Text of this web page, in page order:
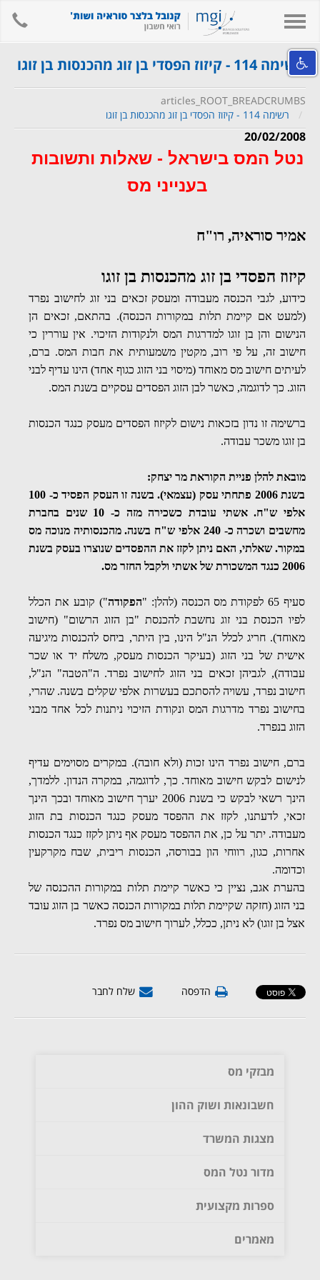
Toggle
אודות המשרד
השירותים שלנו
מידע מקצועי ומאמרים
קישורים
לאתר המשרד
רשימה 114 - קיזוז הפסדי בן זוג מהכנסות בן זוגו
articles_ROOT_BREADCRUMBS
רשימה 114 - קיזוז הפסדי בן זוג מהכנסות בן זוגו
20/02/2008
נטל המס בישראל - שאלות ותשובות
בענייני מס
אמיר סוראיה, רו"ח
קיזוז הפסדי בן זוג מהכנסות בן זוגו
כידוע, לגבי הכנסה מעבודה ומעסק זכאים בני זוג לחישוב נפרד
(למעט אם קיימת תלות במקורות הכנסה). בהתאם, זכאים הן
הנישום והן בן זוגו למדרגות המס ולנקודות הזיכוי. אין עוררין כי
חישוב זה, על פי רוב, מקטין משמעותית את חבות המס. ברם,
לעיתים חישוב מס מאוחד (מיסוי בני הזוג כגוף אחד) הינו עדיף לבני
הזוג. כך לדוגמה, כאשר לבן הזוג הפסדים עסקיים בשנת המס.
ברשימה זו נדון בזכאות נישום לקיזוז הפסדים מעסק כנגד הכנסות
בן זוגו משכר עבודה.
מובאת להלן פניית הקוראת מר יצחק:
בשנת 2006 פתחתי עסק (עצמאי). בשנה זו העסק הפסיד כ- 100
אלפי ש"ח. אשתי עובדת כשכירה מזה כ- 10 שנים בחברת
מחשבים ושכרה כ- 240 אלפי ש"ח בשנה. מהכנסותיה
מנוכה מס
במקור. שאלתי, האם ניתן לקזז את ההפסדים שנוצרו בעסק בשנת
2006 כנגד המשכורת של אשתי ולקבל החזר מס.
סעיף 65 לפקודת מס הכנסה (להלן: "הפקודה") קובע את הכלל
לפיו הכנסת בני זוג נחשבת להכנסת "בן הזוג הרשום" (חישוב
מאוחד). חריג לכלל הנ"ל הינו, בין היתר, ביחס להכנסות מיגיעה
אישית של בני הזוג (בעיקר הכנסות מעסק, משלח יד או שכר
עבודה), לגביהן זכאים בני הזוג לחישוב נפרד. ה"הטבה" הנ"ל,
חישוב נפרד, עשויה להסתכם בעשרות אלפי שקלים בשנה. שהרי,
בחישוב נפרד מדרגות המס ונקודת הזיכוי ניתנות לכל אחד מבני
הזוג בנפרד.
ברם, חישוב נפרד הינו זכות (ולא חובה). במקרים מסוימים עדיף
לנישום לבקש חישוב מאוחד. כך, לדוגמה, במקרה הנדון. ללמדך,
הינך רשאי לבקש כי בשנת 2006 יערך חישוב מאוחד ובכך הינך
זכאי, לדעתנו, לקזז את ההפסד מעסק כנגד הכנסות בת הזוג
מעבודה. יתר על כן, את ההפסד מעסק אף ניתן לקזז כנגד הכנסות
אחרות, כגון, רווחי הון בבורסה, הכנסות ריבית, שבח מקרקעין
וכדומה.
בהערת אגב, נציין כי כאשר קיימת תלות במקורות ההכנסה של
בני הזוג (חזקה שקיימת תלות במקורות הכנסה כאשר בן הזוג עובד
אצל בן זוגו) לא ניתן, ככלל, לערוך חישוב מס נפרד.
הדפסה שלח לחבר
מבזקי מס
חשבונאות ושוק ההון
מצגות המשרד
מדור נטל המס
ספרות מקצועית
מאמרים